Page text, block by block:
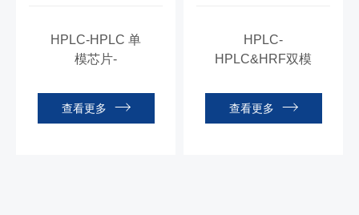
HPLC-HPLC 单
模芯片-
查看更多
HPLC-
HPLC&HRF双模
CN8513/8514
查看更多